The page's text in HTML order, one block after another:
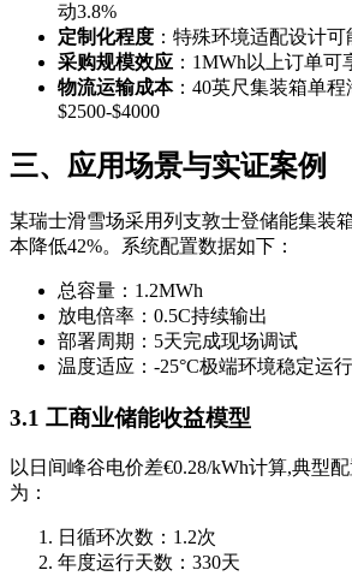
动3.8%
定制化程度 ：特殊环境适配设计
采购规模效应 ：1MWh以上订单可
物流运输成本：40英尺集装箱单程
$2500-$4000
三、应用场景与实证案例
某瑞士滑雪场采用列支敦士登储能集装
本降低42%。系统配置数据如下：
总容量：1.2MWh
放电倍率：0.5C持续输出
部署周期：5天完成现场调试
温度适应：-25°C极端环境稳定运行
3.1 工商业储能收益模型
以日间峰谷电价差€0.28/kWh计算,典型
为：
日循环次数：1.2次
年度运行天数：330天